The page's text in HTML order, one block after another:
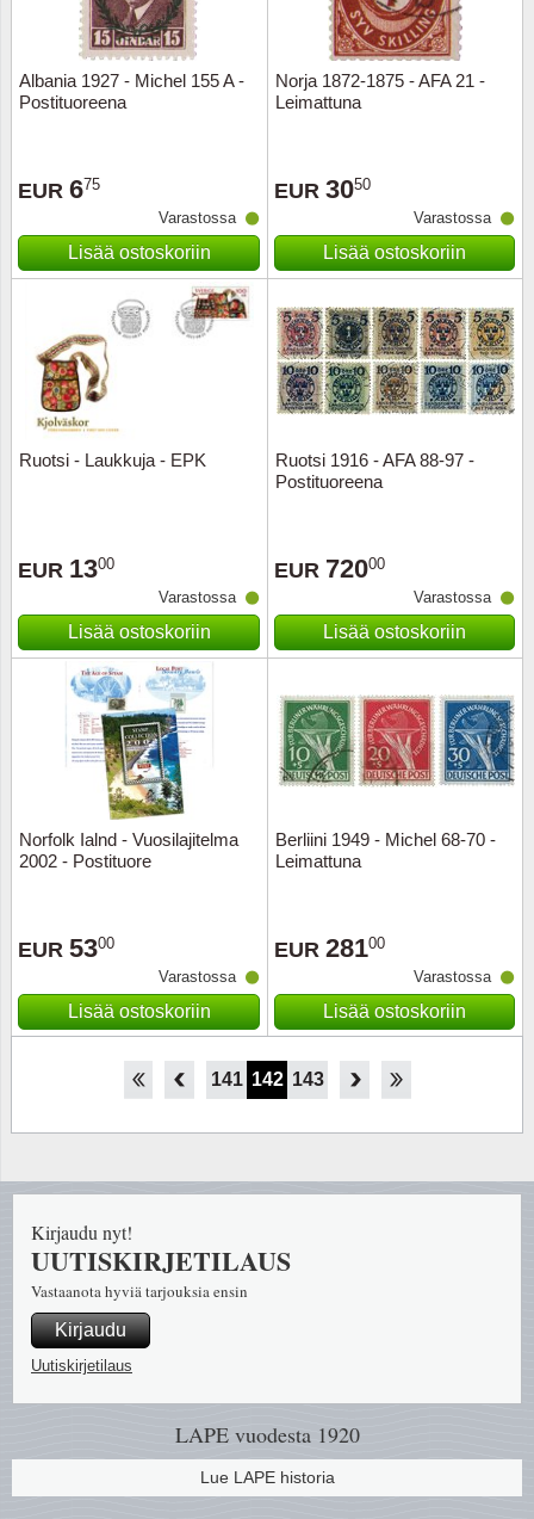
Albania 1927 - Michel 155 A -
Postituoreena
EUR 675
Varastossa
Lisää ostoskoriin
Norja 1872-1875 - AFA 21 -
Leimattuna
EUR 3050
Varastossa
Lisää ostoskoriin
Ruotsi - Laukkuja - EPK
EUR 1300
Varastossa
Lisää ostoskoriin
Ruotsi 1916 - AFA 88-97 -
Postituoreena
EUR 72000
Varastossa
Lisää ostoskoriin
Norfolk Ialnd - Vuosilajitelma
2002 - Postituore
EUR 5300
Varastossa
Lisää ostoskoriin
Berliini 1949 - Michel 68-70 -
Leimattuna
EUR 28100
Varastossa
Lisää ostoskoriin
139 140 141 142 143 144 145
LAPE vuodesta 1920
Lue LAPE historia
Kirjaudu nyt!
UUTISKIRJETILAUS
Vastaanota hyviä tarjouksia ensin
Kirjaudu
Uutiskirjetilaus